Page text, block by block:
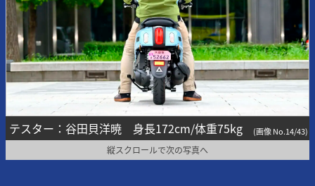
テスター：谷田貝洋暁 身長172cm/体重75kg (画像 No.14/43)
縦スクロールで次の写真へ